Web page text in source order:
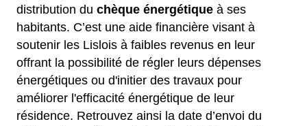
distribution du chèque énergétique à ses
habitants. C’est une aide financière visant à
soutenir les Lislois à faibles revenus en leur
offrant la possibilité de régler leurs dépenses
énergétiques ou d'initier des travaux pour
améliorer l'efficacité énergétique de leur
résidence. Retrouvez ainsi la date d’envoi du